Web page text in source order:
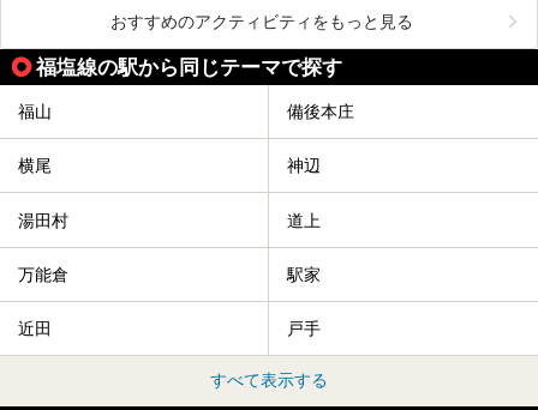
おすすめのアクティビティをもっと見る
福塩線の駅から同じテーマで探す
福山 備後本庄
横尾 神辺
湯田村 道上
万能倉 駅家
近田 戸手
すべて表示する